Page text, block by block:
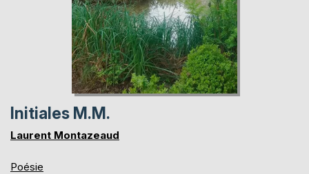
Initiales M.M.
Laurent Montazeaud
Poésie